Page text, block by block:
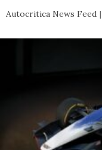
Autocritica News Feed